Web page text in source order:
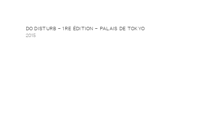
DO DISTURB – 1RE ÉDITION – PALAIS DE TOKYO
2015